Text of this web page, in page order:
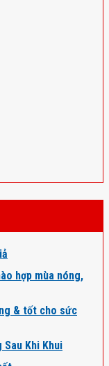
hợp mùa nóng,
& tốt cho sức
Sau Khi Khui